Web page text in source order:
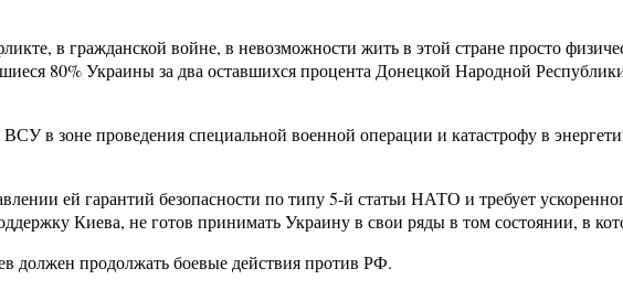
в гражданской войне, в невозможности жить в этой стране просто
80% Украины за два оставшихся процента Донецкой Народной
в зоне проведения специальной военной операции и катастрофу в
ей гарантий безопасности по типу 5-й статьи НАТО и требует
Киева, не готов принимать Украину в свои ряды в том состоянии, в
должен продолжать боевые действия против РФ.